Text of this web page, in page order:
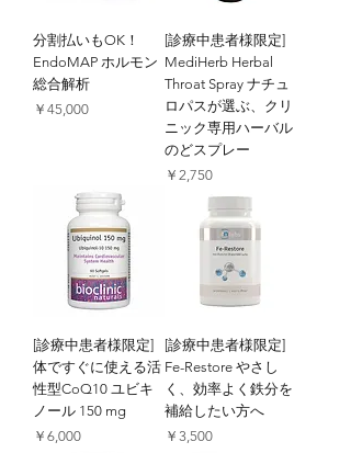
分割払いもOK！
EndoMAP ホルモン
総合解析
価格
￥45,000
[診療中患者様限定]
MediHerb Herbal
Throat Spray ナチュ
ロパスが選ぶ、クリ
ニック専用ハーバル
のどスプレー
価格
￥2,750
[診療中患者様限定]
体ですぐに使える活
性型CoQ10 ユビキ
ノール 150 mg
価格
￥6,000
[診療中患者様限定]
Fe-Restore やさし
く、効率よく鉄分を
補給したい方へ
価格
￥3,500